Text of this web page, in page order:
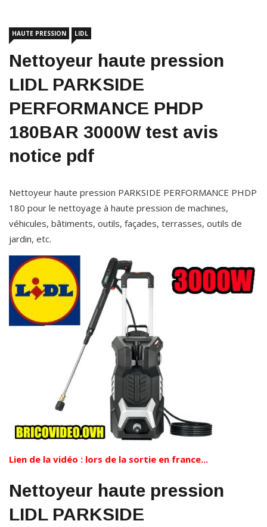
HAUTE PRESSION LIDL
Nettoyeur haute pression
LIDL PARKSIDE
PERFORMANCE PHDP
180BAR 3000W test avis
notice pdf
Nettoyeur haute pression PARKSIDE PERFORMANCE PHDP
180 pour le nettoyage à haute pression de machines,
véhicules, bâtiments, outils, façades, terrasses, outils de
jardin, etc.
Lien de la vidéo : lors de la sortie en france...
Nettoyeur haute pression
LIDL PARKSIDE